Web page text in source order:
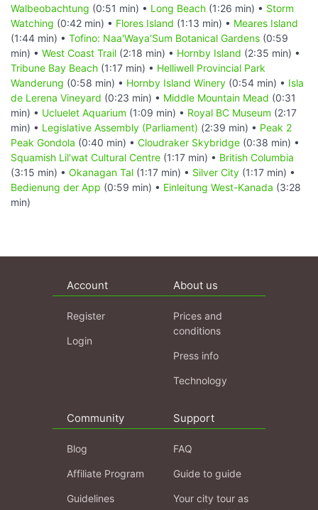
Walbeobachtung (0:51 min) • Long Beach (1:26 min) • Storm
Watching (0:42 min) • Flores Island (1:13 min) • Meares Island
(1:44 min) • Tofino: Naa'Waya'Sum Botanical Gardens (0:59
min) • West Coast Trail (2:18 min) • Hornby Island (2:35 min) •
Tribune Bay Beach (1:17 min) • Helliwell Provincial Park
Wanderung (0:58 min) • Hornby Island Winery (0:54 min) • Isla
de Lerena Vineyard (0:23 min) • Middle Mountain Mead (0:31
min) • Ucluelet Aquarium (1:09 min) • Royal BC Museum (2:17
min) • Legislative Assembly (Parliament) (2:39 min) • Peak 2
Peak Gondola (0:40 min) • Cloudraker Skybridge (0:38 min) •
Squamish Lil'wat Cultural Centre (1:17 min) • British Columbia
(3:15 min) • Okanagan Tal (1:17 min) • Silver City (1:17 min) •
Bedienung der App (0:59 min) • Einleitung West-Kanada (3:28
min)
Account
Register
Login
About us
Prices and
conditions
Press info
Technology
Community
Blog
Affiliate Program
Guidelines
Support
FAQ
Guide to guide
Your city tour as